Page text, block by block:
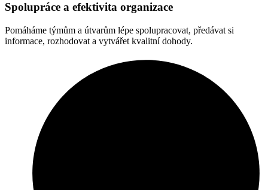
Spolupráce a efektivita organizace
Pomáháme týmům a útvarům lépe spolupracovat, předávat si
informace, rozhodovat a vytvářet kvalitní dohody.